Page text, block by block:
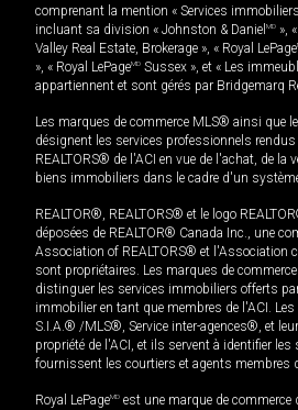
comprenant la mention « Services
incluant sa division « Johnston & Daniel MD »,
Valley Real Estate, Brokerage », « Royal LePage
», « Royal LePageMD Sussex », et « Les
appartiennent et sont gérés par Bridgemarq
Les marques de commerce MLS® ainsi que
désignent les services professionnels
REALTORS® de l'ACI en vue de l'achat, de la
biens immobiliers dans le cadre d'un
REALTOR®, REALTORS® et le logo
déposées de REALTOR® Canada Inc., une
Association of REALTORS® et l'Association
sont propriétaires. Les marques de
distinguer les services immobiliers offerts
immobilier en tant que membres de l'ACI.
S.I.A.® /MLS®, Service inter-agences®, et
propriété de l'ACI, et ils servent à identifier
fournissent les courtiers et agents membres
Royal LePageMD est une marque de commerce